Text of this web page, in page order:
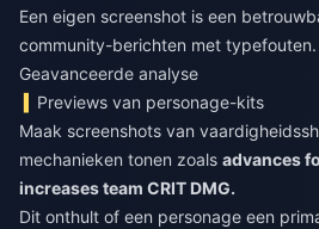
Een eigen screenshot is een
community-berichten met typefouten.
Geavanceerde analyse
Previews van personage-kits
Maak screenshots van
mechanieken tonen zoals advances
increases team CRIT DMG.
Dit onthult of een personage een